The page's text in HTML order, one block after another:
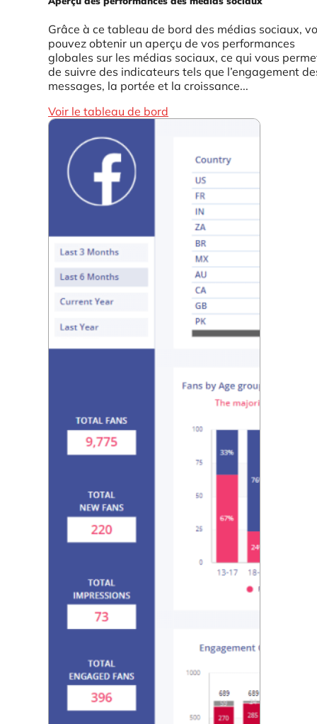
Grâce à ce tableau de bord des médias sociaux,
pouvez obtenir un aperçu de vos performances
globales sur les médias sociaux, ce qui vous
de suivre des indicateurs tels que l’engagement
messages, la portée et la croissance...
Voir le tableau de bord